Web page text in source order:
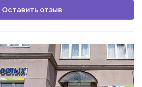
Оставить отзыв